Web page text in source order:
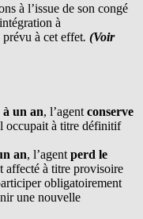
à l’issue de son congé
à
à cet effet. (Voir
à un an, l’agent conserve
occupait à titre définitif
an, l’agent perd le
affecté à titre provisoire
obligatoirement
une nouvelle